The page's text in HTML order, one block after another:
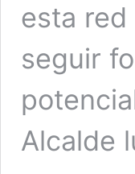
esta
seguir
Alcalde